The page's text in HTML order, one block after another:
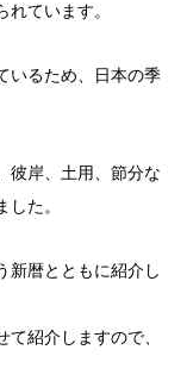
ています。
いるため、日本の季
彼岸、土用、節分な
た。
新暦とともに紹介し
紹介しますので、